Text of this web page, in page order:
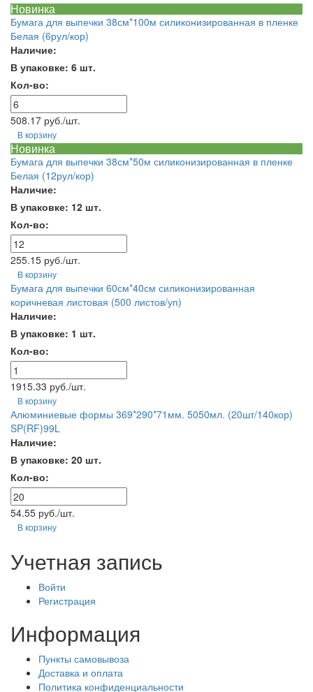
Новинка
Бумага для выпечки 38см*100м силиконизированная в пленке
Белая (6рул/кор)
Наличие:
В упаковке: 6 шт.
Кол-во:
508.17 руб./шт.
В корзину
Новинка
Бумага для выпечки 38см*50м силиконизированная в пленке
Белая (12рул/кор)
Наличие:
В упаковке: 12 шт.
Кол-во:
255.15 руб./шт.
В корзину
Бумага для выпечки 60см*40см силиконизированная
коричневая листовая (500 листов/уп)
Наличие:
В упаковке: 1 шт.
Кол-во:
1915.33 руб./шт.
В корзину
Алюминиевые формы 369*290*71мм. 5050мл. (20шт/140кор)
SP(RF)99L
Наличие:
В упаковке: 20 шт.
Кол-во:
54.55 руб./шт.
В корзину
Учетная запись
Войти
Регистрация
Информация
Пункты самовывоза
Доставка и оплата
Политика конфиденциальности